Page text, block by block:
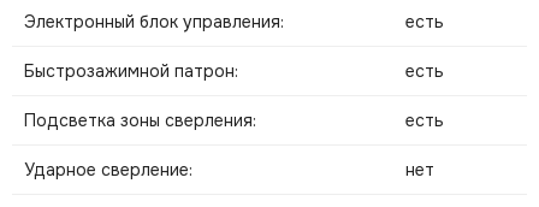
Электронный блок управления: есть
Быстрозажимной патрон: есть
Подсветка зоны сверления: есть
Ударное сверление: нет